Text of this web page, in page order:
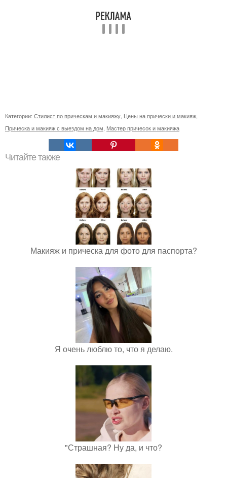
Категории: Стилист по прическам и макияжу Цены на прически и макияж
Прическа и макияж с выездом на дом Мастер причесок и макияжа
Читайте также
Макияж и прическа для фото для паспорта?
Я очень люблю то, что я делаю.
"Страшная? Ну да, и что?